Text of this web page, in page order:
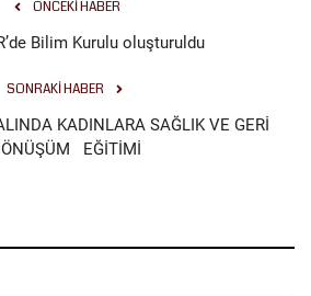
ÖNCEKI HABER
Bilim Kurulu oluşturuldu
SONRAKI HABER
KADINLARA SAĞLIK VE GERİ
EĞİTİMİ